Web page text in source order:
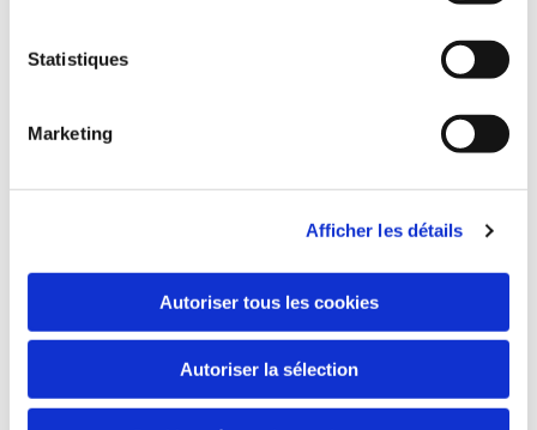
Statistiques
Marketing
Afficher les détails
Autoriser tous les cookies
Autoriser la sélection
Message:
En soumettant ce formulaire, vous acceptez
que les données obtenues vous concernant
puissent être collectées et utilisées aux fins